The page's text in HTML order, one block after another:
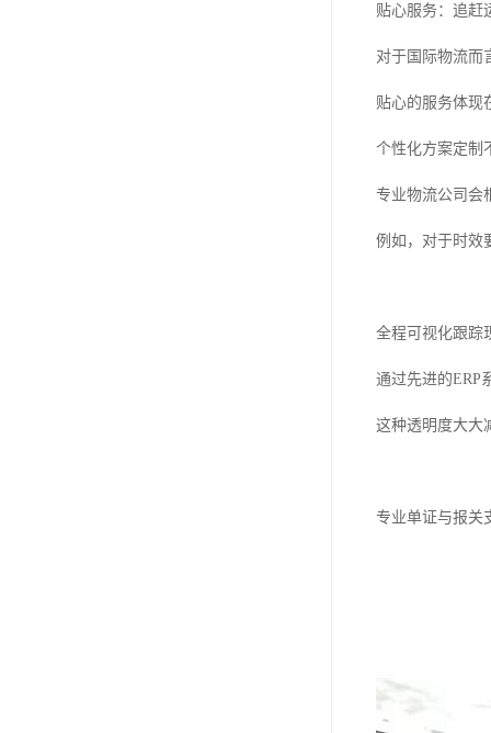
贴心服务：追赶
对于国际物流而
贴心的服务体现
个性化方案定制
专业物流公司会
例如，对于时效
全程可视化跟踪
通过先进的ERP
这种透明度大大
专业单证与报关